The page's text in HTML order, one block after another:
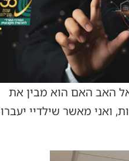
האב האם הוא מבין את
ואני מאשר שילדיי יעברו